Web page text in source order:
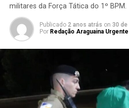
militares da Força Tática do 1º BPM.
Publicado 2 anos atrás on 30 de
Por Redação Araguaina Urgente